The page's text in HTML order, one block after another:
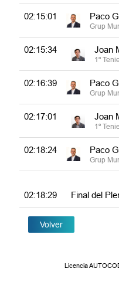
02:15:01 Paco
Grup
02:15:34 Joan
1º
02:16:39 Paco
Grup
02:17:01 Joan
1º
02:18:24 Paco
Grup
02:18:29 Final del
Volver
Licencia